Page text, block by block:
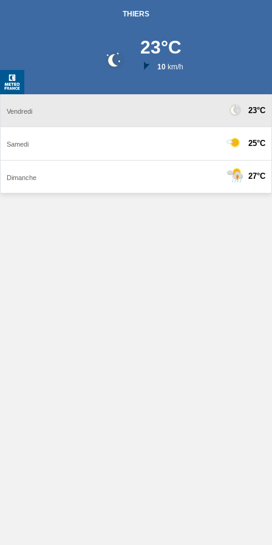
THIERS
23°C
10km/h
Vendredi 23°C
Samedi 25°C
Dimanche 27°C